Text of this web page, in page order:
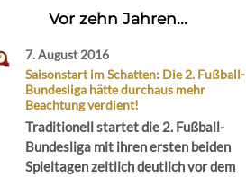
Vor zehn Jahren...
7. August 2016
Saisonstart im Schatten: Die 2. Fußball-
Bundesliga hätte durchaus mehr
Beachtung verdient!
Traditionell startet die 2. Fußball-
Bundesliga mit ihren ersten beiden
Spieltagen zeitlich deutlich vor dem